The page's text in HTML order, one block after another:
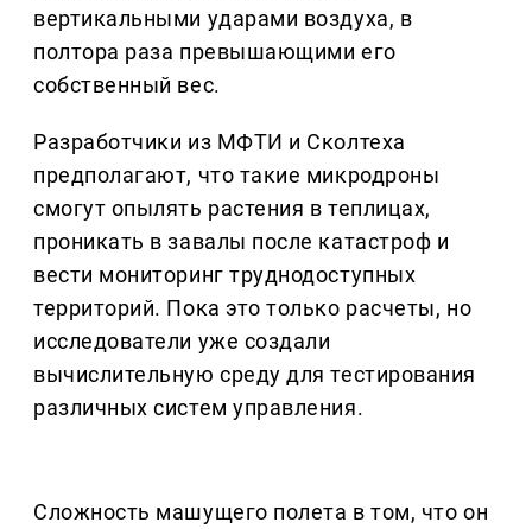
вертикальными ударами воздуха, в
полтора раза превышающими его
собственный вес.
Разработчики из МФТИ и Сколтеха
предполагают, что такие микродроны
смогут опылять растения в теплицах,
проникать в завалы после катастроф и
вести мониторинг труднодоступных
территорий. Пока это только расчеты, но
исследователи уже создали
вычислительную среду для тестирования
различных систем управления.
Сложность машущего полета в том, что он